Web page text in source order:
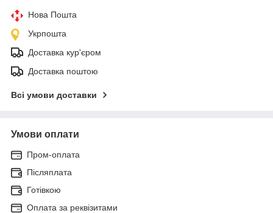
Нова Пошта
Укрпошта
Доставка кур'єром
Доставка поштою
Всі умови доставки
Умови оплати
Пром-оплата
Післяплата
Готівкою
Оплата за реквізитами